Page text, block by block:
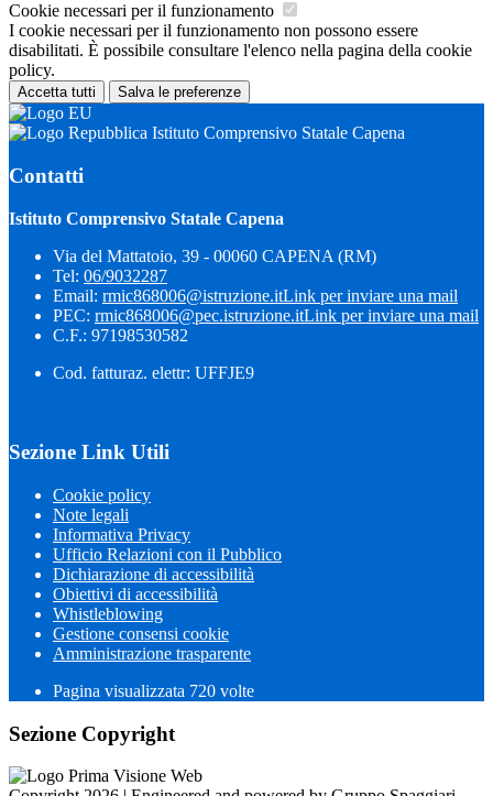
Cookie necessari per il funzionamento
I cookie necessari per il funzionamento non possono essere
disabilitati. È possibile consultare l'elenco nella pagina della cookie
policy.
Accetta tutti Salva le preferenze
Istituto Comprensivo Statale Capena
Contatti
Istituto Comprensivo Statale Capena
Via del Mattatoio, 39 - 00060 CAPENA (RM)
Tel: 06/9032287
Email: rmic868006@istruzione.itLink per inviare una mail
PEC: rmic868006@pec.istruzione.itLink per inviare una mail
C.F.: 97198530582
Cod. fatturaz. elettr: UFFJE9
Sezione Link Utili
Cookie policy
Note legali
Informativa Privacy
Ufficio Relazioni con il Pubblico
Dichiarazione di accessibilità
Obiettivi di accessibilità
Whistleblowing
Gestione consensi cookie
Amministrazione trasparente
Pagina visualizzata 720 volte
Sezione Copyright